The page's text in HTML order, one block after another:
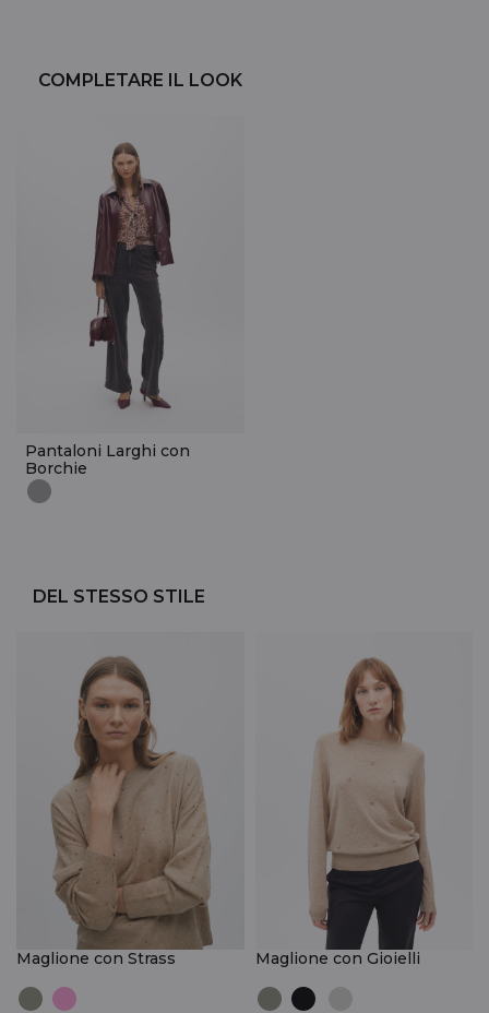
COMPLETARE IL LOOK
Pantaloni Larghi con
Borchie
DEL STESSO STILE
Maglione con Strass Maglione con Gioielli